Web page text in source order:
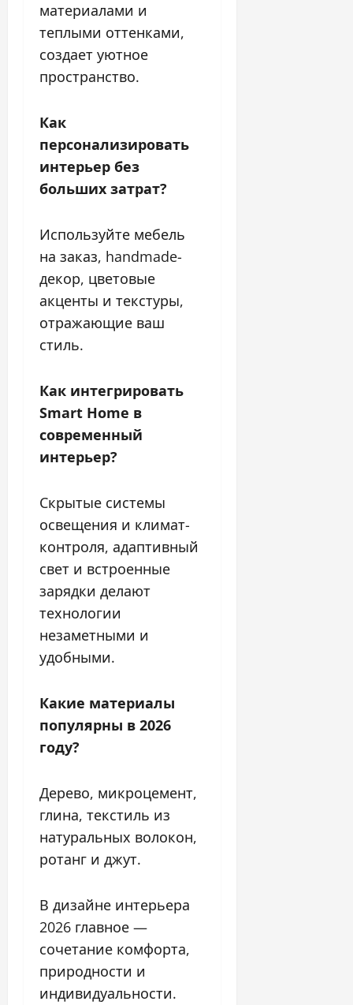
материалами и
теплыми оттенками,
создает уютное
пространство.
Как
персонализировать
интерьер без
больших затрат?
Используйте мебель
на заказ, handmade-
декор, цветовые
акценты и текстуры,
отражающие ваш
стиль.
Как интегрировать
Smart Home в
современный
интерьер?
Скрытые системы
освещения и климат-
контроля, адаптивный
свет и встроенные
зарядки делают
технологии
незаметными и
удобными.
Какие материалы
популярны в 2026
году?
Дерево, микроцемент,
глина, текстиль из
натуральных волокон,
ротанг и джут.
В дизайне интерьера
2026 главное —
сочетание комфорта,
природности и
индивидуальности.